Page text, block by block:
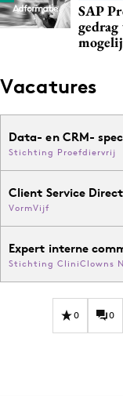
SAP
Vacatures
Data- en CRM-
Stichting Proefdiervrij
Client Service
VormVijf
Expert interne
Stichting CliniClowns
0 0